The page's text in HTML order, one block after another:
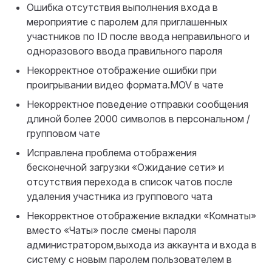
Ошибка отсутствия выполнения входа в
мероприятие с паролем для приглашенных
участников по ID после ввода неправильного и
одноразового ввода правильного пароля
Некорректное отображение ошибки при
проигрывании видео формата.MOV в чате
Некорректное поведение отправки сообщения
длиной более 2000 символов в персональном /
групповом чате
Исправлена проблема отображения
бесконечной загрузки «Ожидание сети» и
отсутствия перехода в список чатов после
удаления участника из группового чата
Некорректное отображение вкладки «Комнаты»
вместо «Чаты» после смены пароля
администратором,выхода из аккаунта и входа в
систему с новым паролем пользователем в